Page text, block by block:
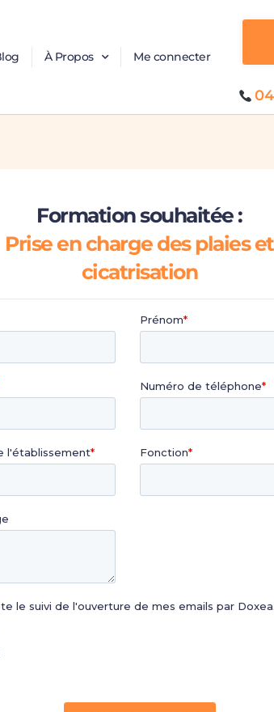
À Propos Me connecter
Formation souhaitée :
Prise en charge des plaies et
cicatrisation